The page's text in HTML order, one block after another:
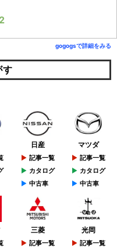
gogogsで詳細をみる
す
日産
記事一覧
カタログ
中古車
マツダ
記事一覧
カタログ
中古車
三菱
記事一覧
光岡
記事一覧